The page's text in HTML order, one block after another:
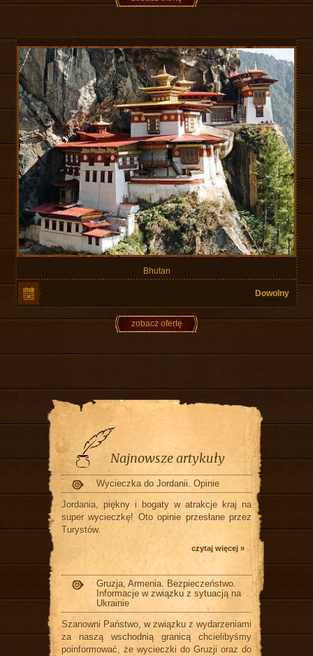
Bhutan
Dowolny
zobacz ofertę
Najnowsze artykuły
Wycieczka do Jordanii. Opinie
Jordania, piękny i bogaty w atrakcje kraj na
super wycieczkę! Oto opinie przesłane przez
Turystów.
czytaj więcej »
Gruzja, Armenia. Bezpieczeństwo.
Informacje w związku z sytuacją na
Ukrainie
Szanowni Państwo, w związku z wydarzeniami
za naszą wschodnią granicą chcielibyśmy
poinformować, że wycieczki do Gruzji oraz do